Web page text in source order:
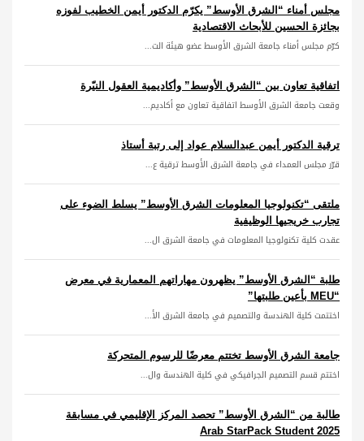
مجلس أمناء “الشرق الأوسط” يكرّم الدكتور أيمن الخطيب لفوزه
بجائزة الحسين للأبحاث الاقتصادية
كرّم مجلس أمناء جامعة الشرق الأوسط عضو هيئة الت...
اتفاقية تعاون بين “الشرق الأوسط” وأكاديمية العقول النيّرة
وقعت جامعة الشرق الأوسط اتفاقية تعاون مع أكاديم...
ترقية الدكتور أيمن عبدالسلام عواد إلى رتبة أستاذ
قرّر مجلس العمداء في جامعة الشرق الأوسط ترقية ع...
ملتقى “تكنولوجيا المعلومات الشرق الأوسط” يسلط الضوء على
تجارب خريجيها الوظيفية
عقدت كلية تكنولوجيا المعلومات في جامعة الشرق ال...
طلبة “الشرق الأوسط” يظهرون مهاراتهم المعمارية في معرض
“MEU بأعين طلبتها”
اختتمت كلية الهندسة والتصميم في جامعة الشرق الأ...
جامعة الشرق الأوسط تختتم معرضًا للرسوم المتحركة
اختتم قسم التصميم الجرافيكي في كلية الهندسة وال...
طالبة من “الشرق الأوسط” تحصد المركز الإقليمي في مسابقة
Arab StarPack Student 2025